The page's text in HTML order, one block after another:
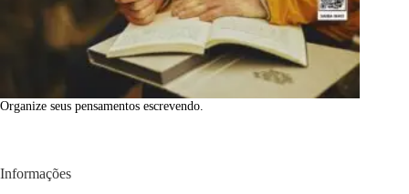
Organize seus pensamentos escrevendo.
Informações